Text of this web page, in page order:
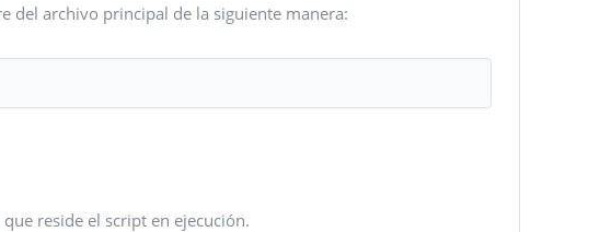
del archivo principal de la siguiente manera:
reside el script en ejecución.